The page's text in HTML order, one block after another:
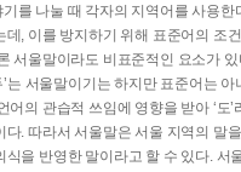
를 나눌 때 각자의 지역어를 사용한
데, 이를 방지하기 위해 표준어의 조
서울말이라도 비표준적인 요소가 있
’는 서울말이기는 하지만 표준어는 아
어의 관습적 쓰임에 영향을 받아 ‘도’
다. 따라서 서울말은 서울 지역의 말
식을 반영한 말이라고 할 수 있다. 서